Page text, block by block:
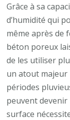
Grâce à sa
d’humidité qui
même après de
béton poreux
de les utiliser
un atout majeur
périodes
peuvent devenir
surface